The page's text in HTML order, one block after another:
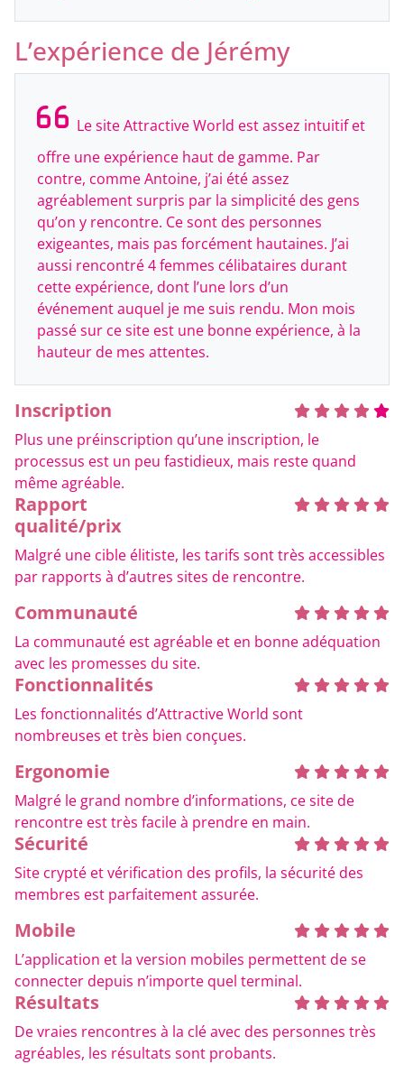
L’expérience de Jérémy
Le site Attractive World est assez intuitif et
offre une expérience haut de gamme. Par
contre, comme Antoine, j’ai été assez
agréablement surpris par la simplicité des gens
qu’on y rencontre. Ce sont des personnes
exigeantes, mais pas forcément hautaines. J’ai
aussi rencontré 4 femmes célibataires durant
cette expérience, dont l’une lors d’un
événement auquel je me suis rendu. Mon mois
passé sur ce site est une bonne expérience, à la
hauteur de mes attentes.
Inscription
Plus une préinscription qu’une inscription, le
processus est un peu fastidieux, mais reste quand
même agréable.
Rapport
qualité/prix
Malgré une cible élitiste, les tarifs sont très accessibles
par rapports à d’autres sites de rencontre.
Communauté
La communauté est agréable et en bonne adéquation
avec les promesses du site.
Fonctionnalités
Les fonctionnalités d’Attractive World sont
nombreuses et très bien conçues.
Ergonomie
Malgré le grand nombre d’informations, ce site de
rencontre est très facile à prendre en main.
Sécurité
Site crypté et vérification des profils, la sécurité des
membres est parfaitement assurée.
Mobile
L’application et la version mobiles permettent de se
connecter depuis n’importe quel terminal.
Résultats
De vraies rencontres à la clé avec des personnes très
agréables, les résultats sont probants.